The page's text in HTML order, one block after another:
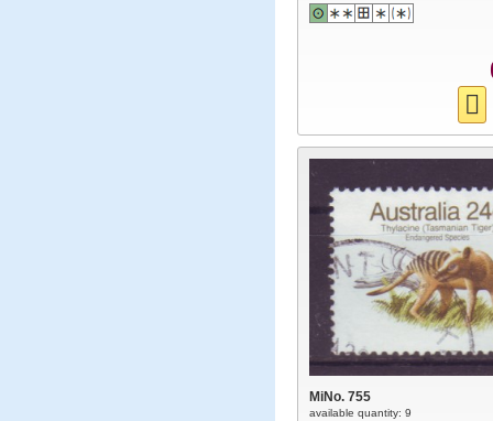
MiNo. 755
available quantity: 9